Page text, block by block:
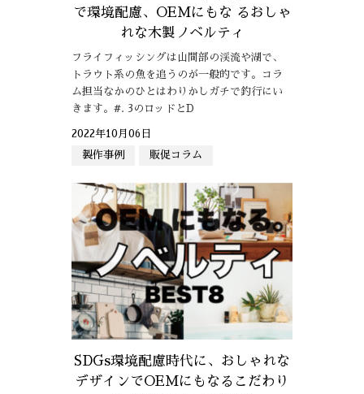
で環境配慮、OEMにもな るおしゃ
れな木製ノベルティ
フライフィッシングは山間部の渓流や湖で、
トラウト系の魚を追うのが一般的です。コラ
ム担当なかのひとはわりかしガチで釣行にい
きます。#. 3のロッドとD
2022年10月06日
製作事例 販促コラム
SDGs環境配慮時代に、おしゃれな
デザインでOEMにもなるこだわり